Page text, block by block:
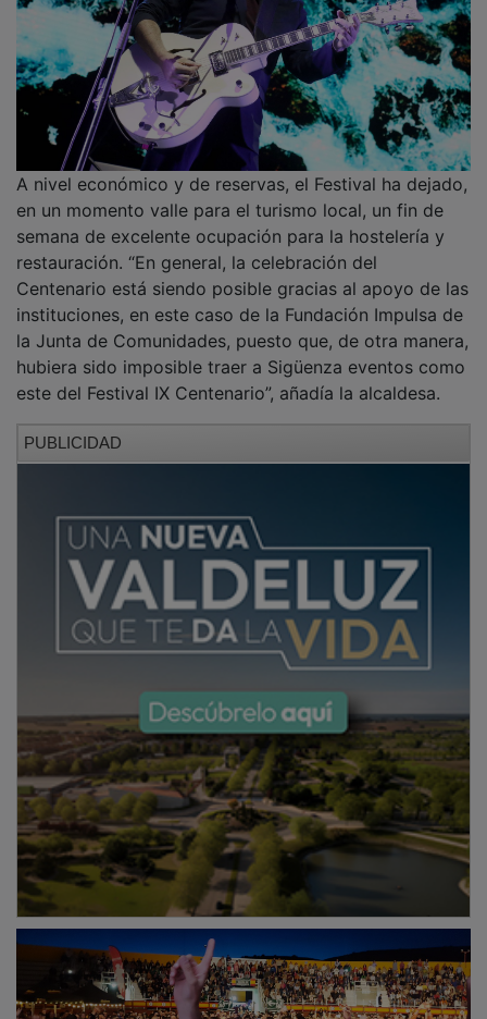
A nivel económico y de reservas, el Festival ha dejado,
en un momento valle para el turismo local, un fin de
semana de excelente ocupación para la hostelería y
restauración. “En general, la celebración del
Centenario está siendo posible gracias al apoyo de las
instituciones, en este caso de la Fundación Impulsa de
la Junta de Comunidades, puesto que, de otra manera,
hubiera sido imposible traer a Sigüenza eventos como
este del Festival IX Centenario”, añadía la alcaldesa.